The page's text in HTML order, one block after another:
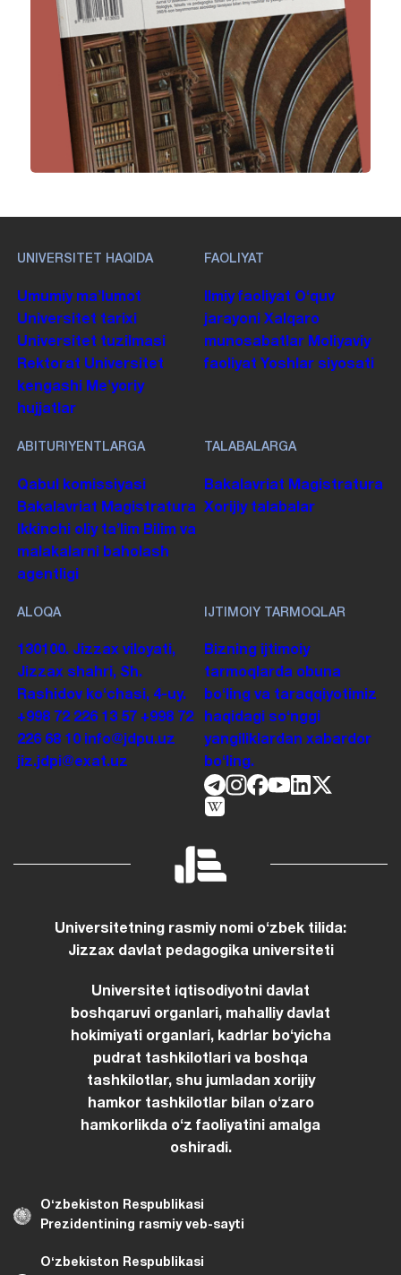
UNIVERSITET HAQIDA
Umumiy maʼlumot
Universitet tarixi
Universitet tuzilmasi
Rektorat Universitet
kengashi Me'yoriy
hujjatlar
FAOLIYAT
Ilmiy faoliyat Oʻquv
jarayoni Xalqaro
munosabatlar Moliyaviy
faoliyat Yoshlar siyosati
ABITURIYENTLARGA
Qabul komissiyasi
Bakalavriat Magistratura
Ikkinchi oliy taʼlim Bilim va
malakalarni baholash
agentligi
TALABALARGA
Bakalavriat Magistratura
Xorijiy talabalar
ALOQA
130100. Jizzax viloyati,
Jizzax shahri, Sh.
Rashidov koʻchasi, 4-uy.
+998 72 226 13 57 +998 72
226 68 10
info@jdpu.uz
jiz.jdpi@exat.uz
IJTIMOIY TARMOQLAR
Bizning ijtimoiy
tarmoqlarda obuna
boʻling va taraqqiyotimiz
haqidagi soʻnggi
yangiliklardan xabardor
boʻling.
Universitetning rasmiy nomi oʻzbek tilida:
Jizzax davlat pedagogika universiteti
Universitet iqtisodiyotni davlat
boshqaruvi organlari, mahalliy davlat
hokimiyati organlari, kadrlar boʻyicha
pudrat tashkilotlari va boshqa
tashkilotlar, shu jumladan xorijiy
hamkor tashkilotlar bilan oʻzaro
hamkorlikda oʻz faoliyatini amalga
oshiradi.
Oʻzbekiston Respublikasi
Prezidentining rasmiy veb-sayti
Oʻzbekiston Respublikasi